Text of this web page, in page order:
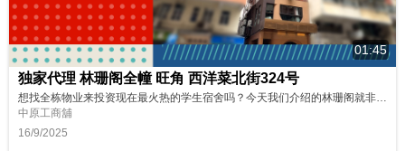
01:45
独家代理 林珊阁全幢 旺角 西洋菜北街324号
中原工商舖
16/9/2025